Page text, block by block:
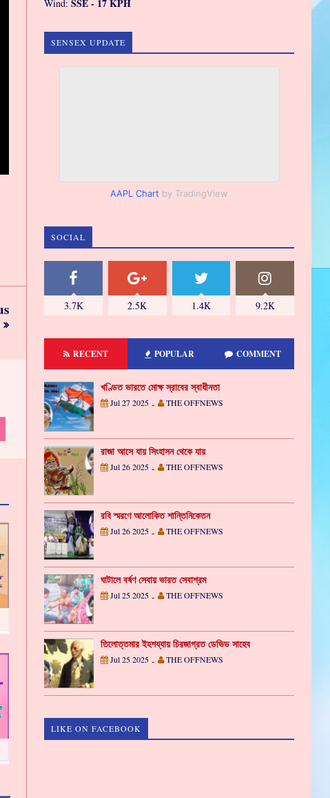
Wind:SSE - 17 KPH
SENSEX UPDATE
AAPL Chart by TradingView
SOCIAL
3.7K 2.5K 1.4K 9.2K
RECENT POPULAR COMMENT
খণ্ডিত ভারতে মোক্ষ স্রাবের স্বাধীনতা
Jul 27 2025 - THE OFFNEWS
রাজা আসে যায় সিংহাসন থেকে যায়
Jul 26 2025 - THE OFFNEWS
রবি স্মরণে আলোকিত শান্তিনিকেতন
Jul 26 2025 - THE OFFNEWS
ঘাটালে বর্ষণ সেবায় ভারত সেবাশ্রম
Jul 25 2025 - THE OFFNEWS
তিলোত্তমার ইহশয্যায় চিরজাগ্রত ডেভিড সাহেব
Jul 25 2025 - THE OFFNEWS
LIKE ON FACEBOOK